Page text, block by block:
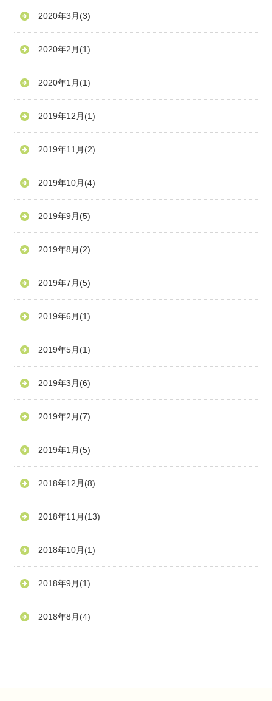
2020年3月 (3)
2020年2月 (1)
2020年1月 (1)
2019年12月 (1)
2019年11月 (2)
2019年10月 (4)
2019年9月 (5)
2019年8月 (2)
2019年7月 (5)
2019年6月 (1)
2019年5月 (1)
2019年3月 (6)
2019年2月 (7)
2019年1月 (5)
2018年12月 (8)
2018年11月 (13)
2018年10月 (1)
2018年9月 (1)
2018年8月 (4)